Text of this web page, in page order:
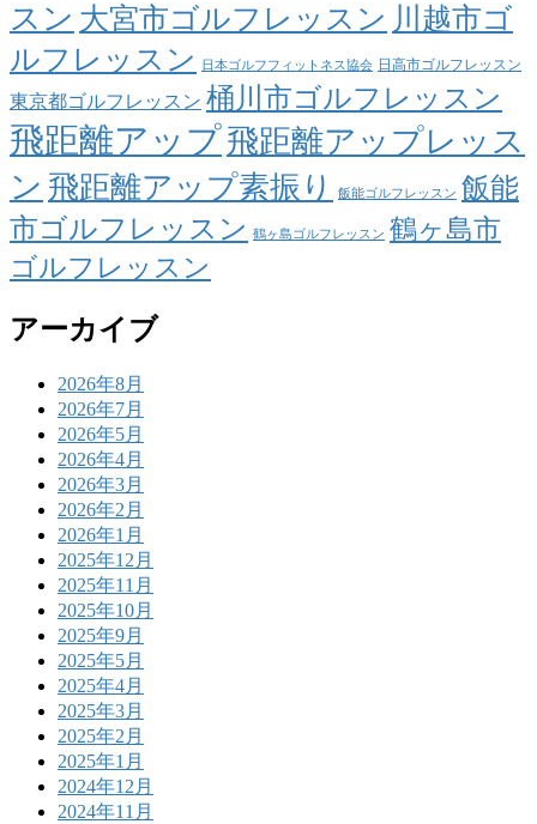
スン 大宮市ゴルフレッスン 川越市ゴ
ルフレッスン
日本ゴルフフィットネス協会 日高市ゴルフレッスン
東京都ゴルフレッスン 桶川市ゴルフレッスン
飛距離アップ飛距離アップレッス
ン 飛距離アップ素振り 飯能ゴルフレッスン 飯能
市ゴルフレッスン
鶴ヶ島ゴルフレッスン 鶴ヶ島市
ゴルフレッスン
アーカイブ
2026年8月
2026年7月
2026年5月
2026年4月
2026年3月
2026年2月
2026年1月
2025年12月
2025年11月
2025年10月
2025年9月
2025年5月
2025年4月
2025年3月
2025年2月
2025年1月
2024年12月
2024年11月